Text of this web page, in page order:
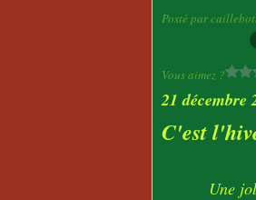
Posté par
Vous aimez ?
21 décembre
C'est
Une